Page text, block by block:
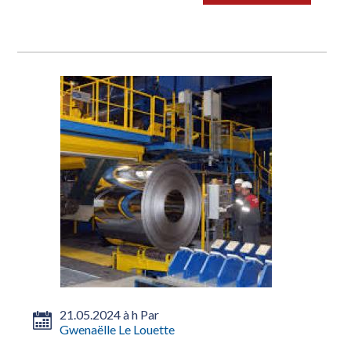
21.05.2024 à h Par
Gwenaëlle Le Louette